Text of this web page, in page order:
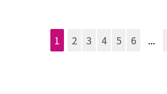
1 2 3 4 5 6 ...